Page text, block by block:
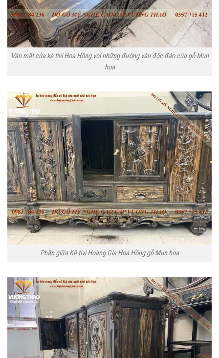
Ván mặt của kệ tivi Hoa Hồng với những đường vân độc đáo của gỗ Mun
hoa
Phần giữa Kệ tivi Hoàng Gia Hoa Hồng gỗ Mun hoa